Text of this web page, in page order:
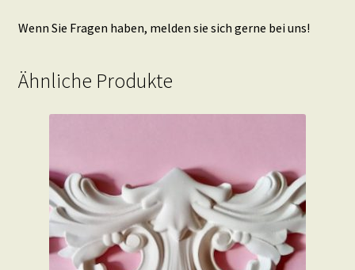
Wenn Sie Fragen haben, melden sie sich gerne bei uns!
Ähnliche Produkte